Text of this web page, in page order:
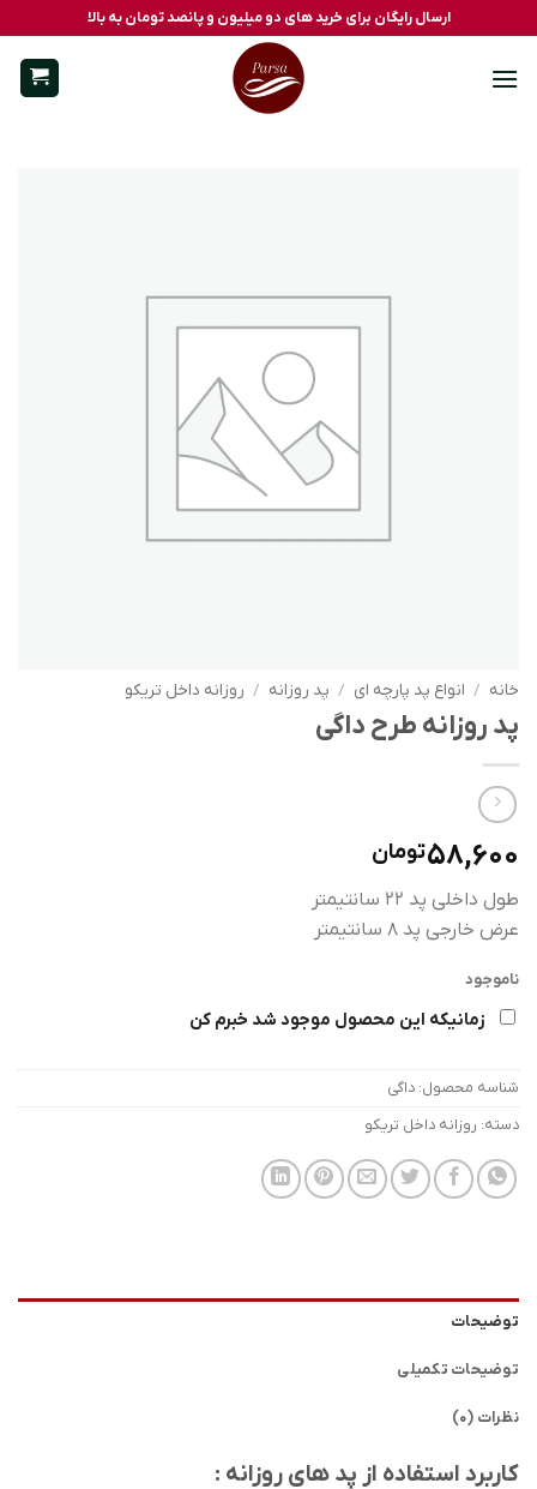
to
content
ارسال رایگان برای خرید های دو میلیون و پانصد تومان به بالا
خانه / انواع پد پارچه ای / پد روزانه / روزانه داخل تریکو
پد روزانه طرح داگی
58,600تومان
طول داخلی پد 22 سانتیمتر
عرض خارجی پد 8 سانتیمتر
ناموجود
زمانیکه این محصول موجود شد خبرم کن
شناسه محصول: داگی
دسته: روزانه داخل تریکو
توضیحات
توضیحات تکمیلی
نظرات (0)
کاربرد استفاده از پد های روزانه :